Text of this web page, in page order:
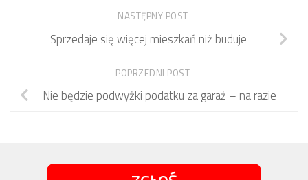
NASTĘPNY POST
Sprzedaje się więcej mieszkań niż buduje
POPRZEDNI POST
Nie będzie podwyżki podatku za garaż – na razie